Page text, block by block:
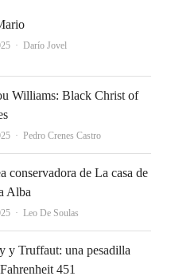
Autor
Darío Jovel
Williams: Black Christ of
Autor
Pedro Crenes Castro
conservadora de La casa de
Alba
Autor
Leo De Soulas
y Truffaut: una pesadilla
451